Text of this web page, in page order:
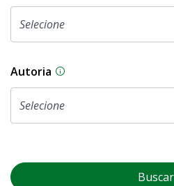
Autoria As proposições
Buscar